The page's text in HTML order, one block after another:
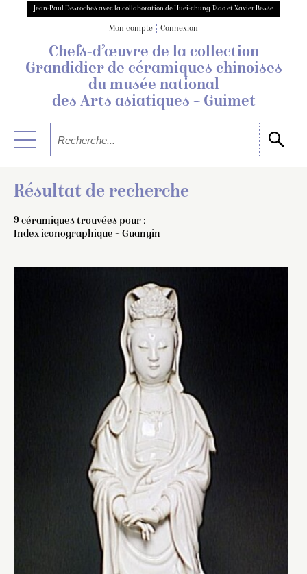
Jean-Paul Desroches avec la collaboration de Huei-chung Tsao et Xavier Besse
Mon compte Connexion
Chefs-d’œuvre de la collection
Grandidierde céramiques chinoises
du musée national
des Arts asiatiques – Guimet
Résultat de recherche
9 céramiques trouvées pour :
Index iconographique = Guanyin